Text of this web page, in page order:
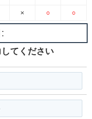
×
○
○
てください